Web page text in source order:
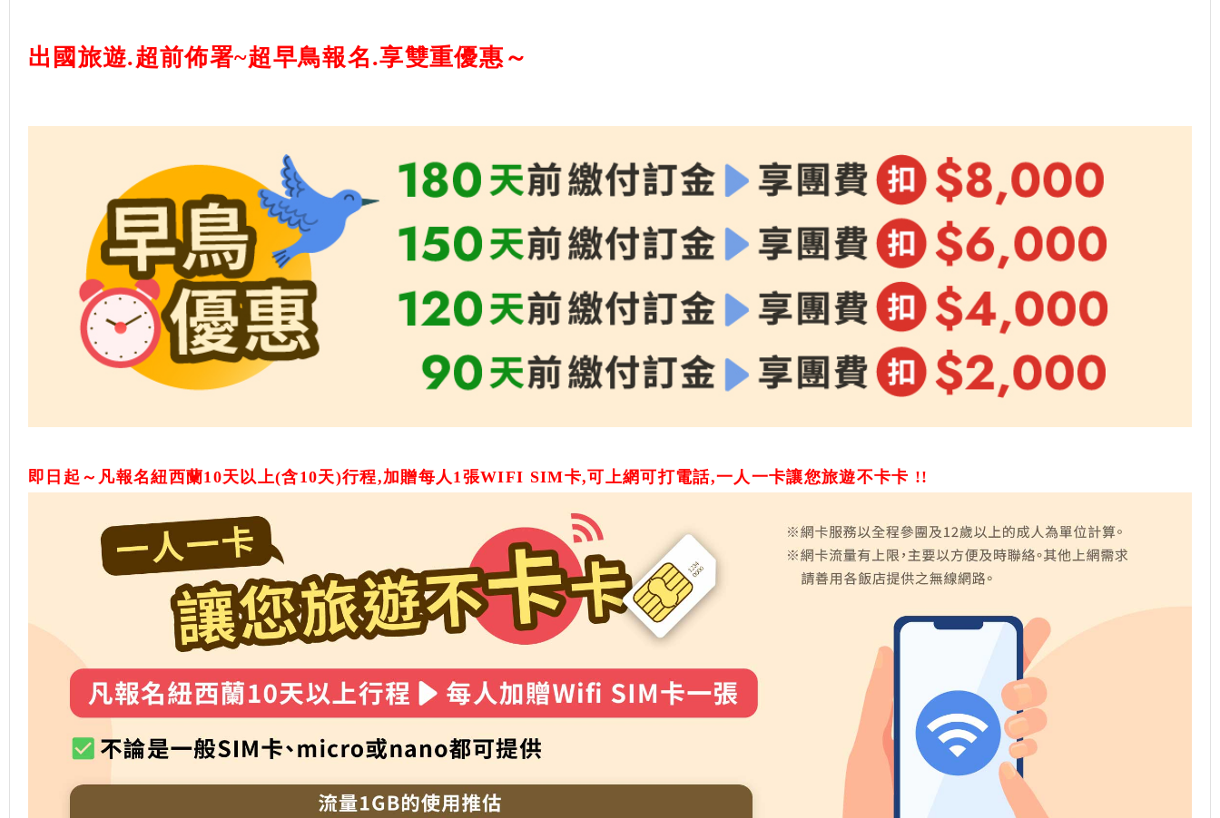
出國旅遊.超前佈署~超早鳥報名.享雙重優惠～
即日起～凡報名紐西蘭10天以上(含10天)行程,加贈每人1張WIFI SIM卡,可上網可打電話,一人一卡讓您旅遊不卡卡 !!